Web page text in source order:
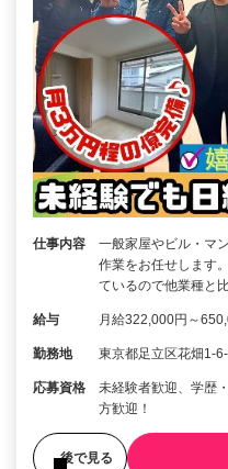
仕事内容
一般家屋やビル・マ
作業をお任せします
ているので他業種と
給与 月給322,000円～
勤務地 東京都足立区花畑1-
応募資格
未経験者歓迎、学歴
方歓迎！
後で見る